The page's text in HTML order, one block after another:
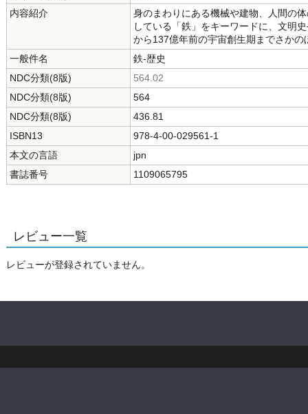
内容紹介
身のまわりにある機械や建物、人間の
している「鉄」をキーワードに、文明
から137億年前の宇宙創生期までさかの
一般件名
鉄-歴史
NDC分類(8版)
564.02
NDC分類(8版)
564
NDC分類(8版)
436.81
ISBN13
978-4-00-029561-1
本文の言語
jpn
書誌番号
1109065795
レビュー一覧
レビューが登録されていません。